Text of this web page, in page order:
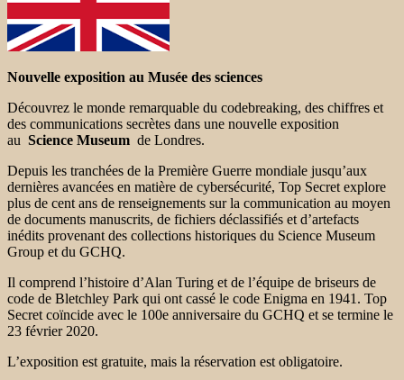
Nouvelle exposition au Musée des sciences
Découvrez le monde remarquable du codebreaking, des chiffres et
des communications secrètes dans une nouvelle exposition
au Science Museum de Londres.
Depuis les tranchées de la Première Guerre mondiale jusqu’aux
dernières avancées en matière de cybersécurité, Top Secret explore
plus de cent ans de renseignements sur la communication au moyen
de documents manuscrits, de fichiers déclassifiés et d’artefacts
inédits provenant des collections historiques du Science Museum
Group et du GCHQ.
Il comprend l’histoire d’Alan Turing et de l’équipe de briseurs de
code de Bletchley Park qui ont cassé le code Enigma en 1941. Top
Secret coïncide avec le 100e anniversaire du GCHQ et se termine le
23 février 2020.
L’exposition est gratuite, mais la réservation est obligatoire.